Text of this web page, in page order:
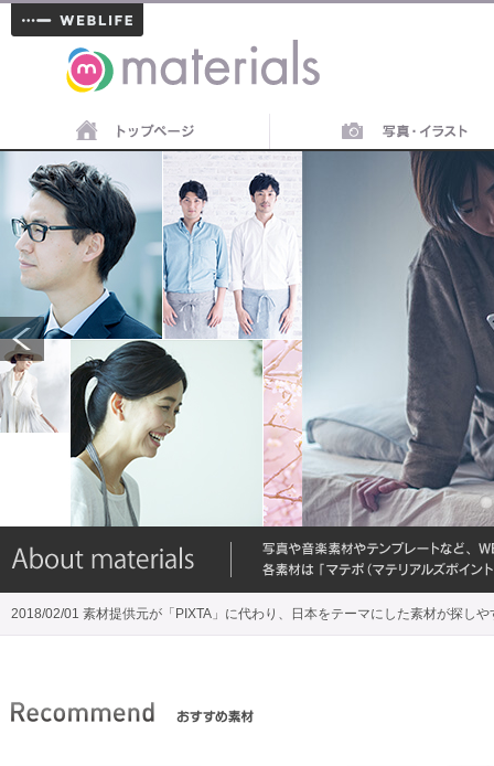
materials
2018/02/01 素材提供元が「PIXTA」に代わり、日本をテーマにした素材が探しや